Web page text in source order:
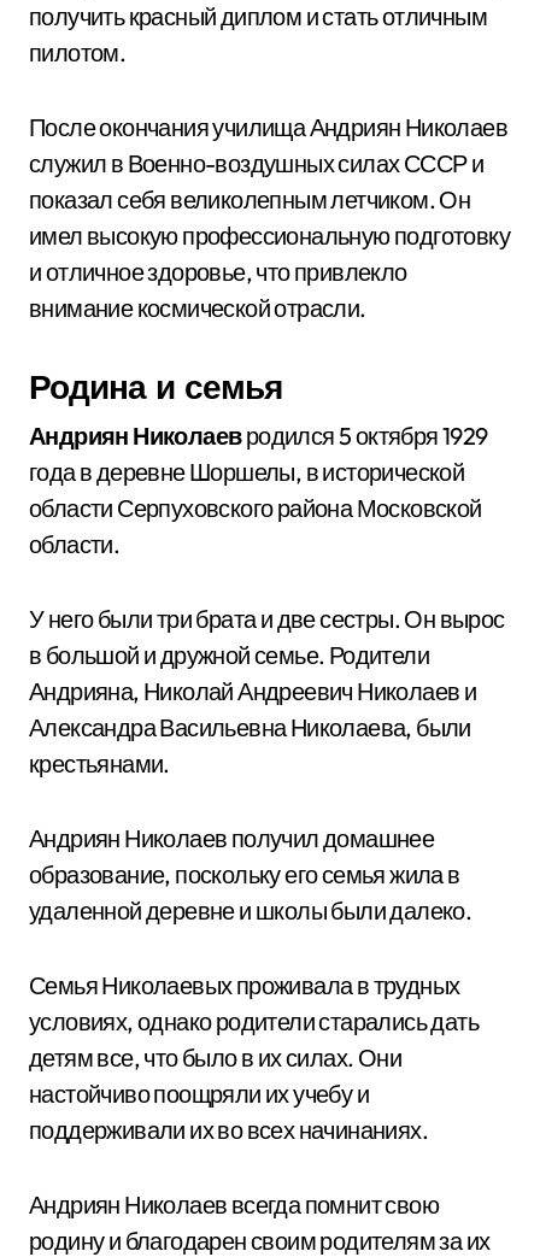
получить красный диплом и стать отличным
пилотом.
После окончания училища Андриян Николаев
служил в Военно-воздушных силах СССР и
показал себя великолепным летчиком. Он
имел высокую профессиональную подготовку
и отличное здоровье, что привлекло
внимание космической отрасли.
Родина и семья
Андриян Николаевродился 5 октября 1929
года в деревне Шоршелы, в исторической
области Серпуховского района Московской
области.
У него были три брата и две сестры. Он вырос
в большой и дружной семье. Родители
Андрияна, Николай Андреевич Николаев и
Александра Васильевна Николаева, были
крестьянами.
Андриян Николаев получил домашнее
образование, поскольку его семья жила в
удаленной деревне и школы были далеко.
Семья Николаевых проживала в трудных
условиях, однако родители старались дать
детям все, что было в их силах. Они
настойчиво поощряли их учебу и
поддерживали их во всех начинаниях.
Андриян Николаев всегда помнит свою
родину и благодарен своим родителям за их